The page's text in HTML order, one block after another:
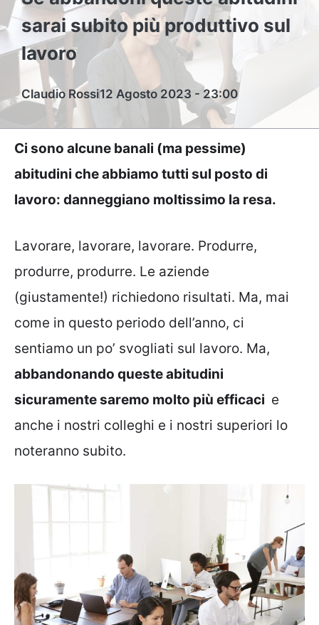
sarai subito più produttivo sul
lavoro
Claudio Rossi12 Agosto 2023 - 23:00
Ci sono alcune banali (ma pessime)
abitudini che abbiamo tutti sul posto di
lavoro: danneggiano moltissimo la resa.
Lavorare, lavorare, lavorare. Produrre,
produrre, produrre. Le aziende
(giustamente!) richiedono risultati. Ma, mai
come in questo periodo dell’anno, ci
sentiamo un po’ svogliati sul lavoro. Ma,
abbandonando queste abitudini
sicuramente saremo molto più efficaci e
anche i nostri colleghi e i nostri superiori lo
noteranno subito.